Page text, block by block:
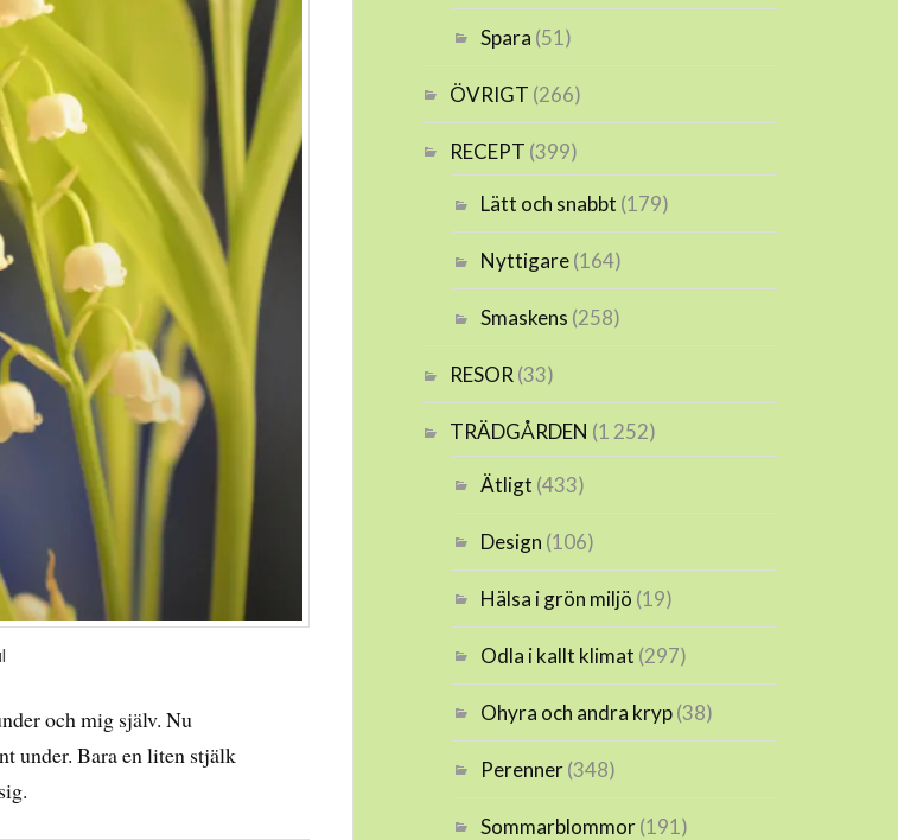
och mig själv. Nu
under. Bara en liten stjälk
Spara (51)
ÖVRIGT (266)
RECEPT (399)
Lätt och snabbt (179)
Nyttigare(164)
Smaskens (258)
RESOR (33)
TRÄDGÅRDEN (1 252)
Ätligt (433)
Design (106)
Hälsa i grön miljö (19)
Odla i kallt klimat (297)
Ohyra och andra kryp(38)
Perenner(348)
Sommarblommor(191)